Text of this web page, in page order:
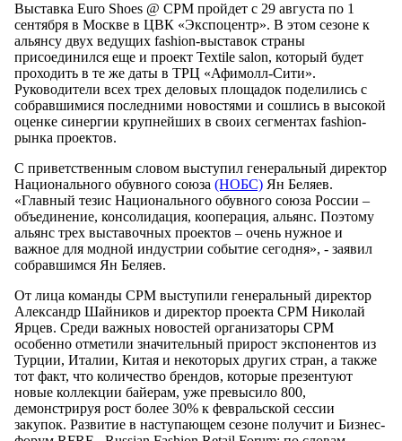
Выставка Euro Shoes @ CPM пройдет с 29 августа по 1
сентября в Москве в ЦВК «Экспоцентр». В этом сезоне к
альянсу двух ведущих fashion-выставок страны
присоединился еще и проект Textile salon, который будет
проходить в те же даты в ТРЦ «Афимолл-Сити».
Руководители всех трех деловых площадок поделились с
собравшимися последними новостями и сошлись в высокой
оценке синергии крупнейших в своих сегментах fashion-
рынка проектов.
С приветственным словом выступил генеральный директор
Национального обувного союза (НОБС) Ян Беляев.
«Главный тезис Национального обувного союза России –
объединение, консолидация, кооперация, альянс. Поэтому
альянс трех выставочных проектов – очень нужное и
важное для модной индустрии событие сегодня», - заявил
собравшимся Ян Беляев.
От лица команды CPM выступили генеральный директор
Александр Шайников и директор проекта CPM Николай
Ярцев. Среди важных новостей организаторы CPM
особенно отметили значительный прирост экспонентов из
Турции, Италии, Китая и некоторых других стран, а также
тот факт, что количество брендов, которые презентуют
новые коллекции байерам, уже превысило 800,
демонстрируя рост более 30% к февральской сессии
закупок. Развитие в наступающем сезоне получит и Бизнес-